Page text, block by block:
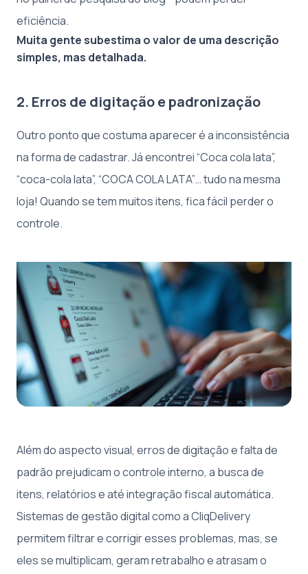
eficiência.
Muita gente subestima o valor de uma descrição
simples, mas detalhada.
2. Erros de digitação e padronização
Outro ponto que costuma aparecer é a inconsistência
na forma de cadastrar. Já encontrei “Coca cola lata”,
“coca-cola lata”, “COCA COLA LATA”… tudo na mesma
loja! Quando se tem muitos itens, fica fácil perder o
controle.
Além do aspecto visual, erros de digitação e falta de
padrão prejudicam o controle interno, a busca de
itens, relatórios e até integração fiscal automática.
Sistemas de gestão digital como a CliqDelivery
permitem filtrar e corrigir esses problemas, mas, se
eles se multiplicam, geram retrabalho e atrasam o